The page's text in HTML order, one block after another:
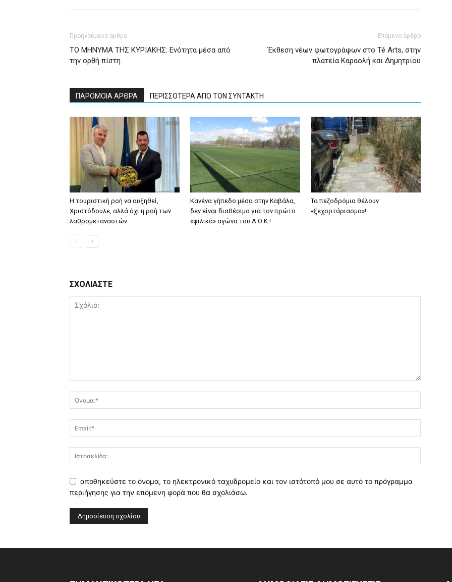
Προηγούμενο άρθρο
ΤΟ ΜΗΝΥΜΑ ΤΗΣ ΚΥΡΙΑΚΗΣ: Ενότητα μέσα από
την ορθή πίστη
Επόμενο άρθρο
Έκθεση νέων φωτογράφων στο Té Arts, στην
πλατεία Καραολή και Δημητρίου
ΠΑΡΟΜΟΙΑ ΑΡΘΡΑ ΠΕΡΙΣΣΟΤΕΡΑ ΑΠΟ ΤΟΝ ΣΥΝΤΑΚΤΗ
Η τουριστική ροή να αυξηθεί,
Χριστόδουλε, αλλά όχι η ροή των
λαθρομεταναστών
Κανένα γήπεδο μέσα στην Καβάλα,
δεν είναι διαθέσιμο για τον πρώτο
«φιλικό» αγώνα του Α.Ο.Κ.!
Τα πεζοδρόμια θέλουν
«ξεχορτάριασμα»!
ΣΧΟΛΙΑΣΤΕ
αποθηκεύστε το όνομα, το ηλεκτρονικό ταχυδρομείο και τον ιστότοπό μου σε αυτό το πρόγραμμα
περιήγησης για την επόμενη φορά που θα σχολιάσω.